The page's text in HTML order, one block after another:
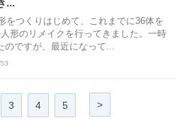
つくりはじめて、これまでに36体を
形のリメイクを行ってきました。一時
ですが、最近になって...
3 4 5 >